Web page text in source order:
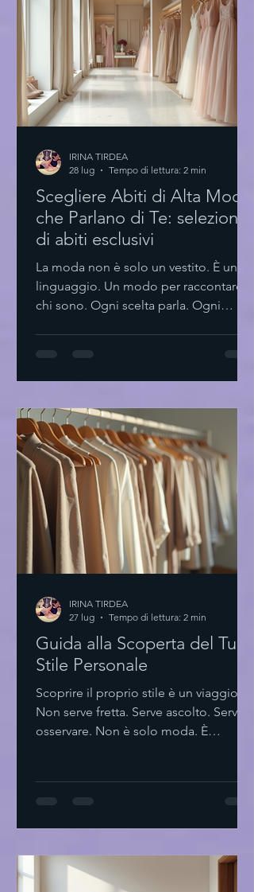
forecasting Ogni modulo è pensato
per sviluppare competenze concrete.
Per chi vuole fare della moda una
professione. Eye-level v
Scegliere Abiti di Alta Moda
che Parlano di Te: selezione
di abiti esclusivi
La moda non è solo un vestito. È un
linguaggio. Un modo per raccontare
chi sono. Ogni scelta parla. Ogni
bello. Si tratta di trovare pezzi che
view of a minimalist boutique with
exclusive high fashion dresses La forza
del minimalismo nella scelta Pochi
elementi. Linee pulite. Tagli essenziali.
Il minimalismo no
IRINA TIRDEA
28 lug
Tempo di lettura: 2 min
Guida alla Scoperta del Tuo
Stile Personale
Scoprire il proprio stile è un viaggio.
Non serve fretta. Serve ascolto. Serve
osservare. Non è solo moda. È
Parlo di sensazioni. Prendi un
tessuti, forme. Cosa ti fa sentire a casa.
Prova a guardare il tuo armadio. Cosa
IRINA TIRDEA
27 lug
Tempo di lettura: 2 min